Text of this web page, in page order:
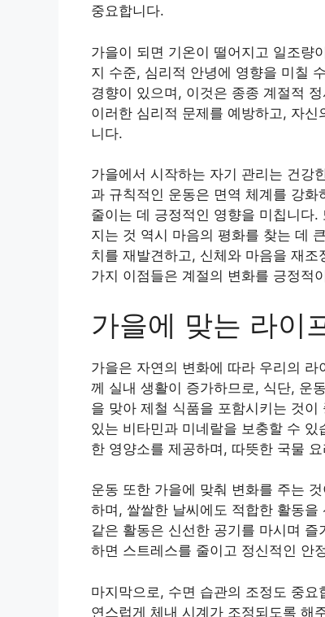
중요합니다.
가을이 되면 기온이 떨어지고 일조량
지 수준, 심리적 안녕에 영향을 미칠
경향이 있으며, 이것은 종종 계절적
이러한 심리적 문제를 예방하고, 자
니다.
가을에서 시작하는 자기 관리는 건강
과 규칙적인 운동은 면역 체계를 강
줄이는 데 긍정적인 영향을 미칩니다
지는 것 역시 마음의 평화를 찾는 데
치를 재발견하고, 신체와 마음을 재
가지 이점들은 계절의 변화를 긍정적
가을에 맞는 라이
가을은 자연의 변화에 따라 우리의
께 실내 생활이 증가하므로, 식단, 운
을 맞아 제철 식품을 포함시키는 것
있는 비타민과 미네랄을 보충할 수
한 영양소를 제공하며, 따뜻한 국물
운동 또한 가을에 맞춰 변화를 주는
하며, 쌀쌀한 날씨에도 적합한 활동
같은 활동은 신선한 공기를 마시며
하면 스트레스를 줄이고 정신적인 안
마지막으로, 수면 습관의 조정도 중
연스럽게 체내 시계가 조정되도록 해